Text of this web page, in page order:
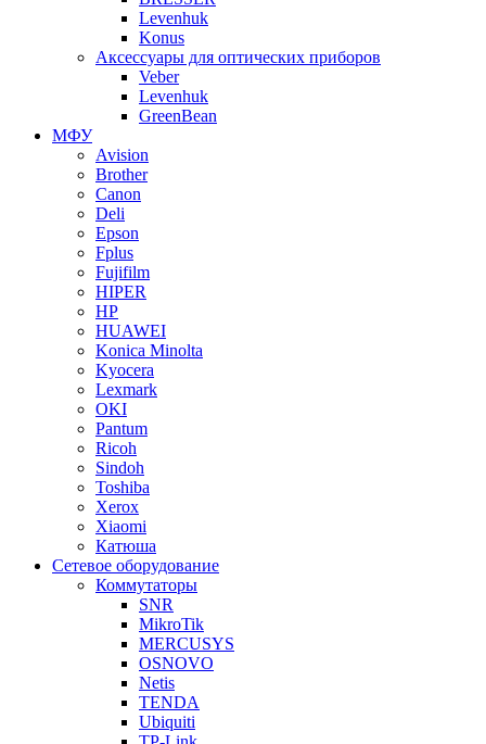
Levenhuk
Konus
Аксессуары для оптических приборов
Veber
Levenhuk
GreenBean
МФУ
Avision
Brother
Canon
Deli
Epson
Fplus
Fujifilm
HIPER
HP
HUAWEI
Konica Minolta
Kyocera
Lexmark
OKI
Pantum
Ricoh
Sindoh
Toshiba
Xerox
Xiaomi
Катюша
Сетевое оборудование
Коммутаторы
SNR
MikroTik
MERCUSYS
OSNOVO
Netis
TENDA
Ubiquiti